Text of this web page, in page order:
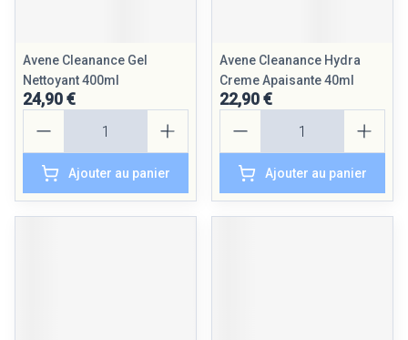
Avene Cleanance Gel
Nettoyant 400ml
24,90 €
Ajouter au panier
Avene Cleanance Hydra
Creme Apaisante 40ml
22,90 €
Ajouter au panier